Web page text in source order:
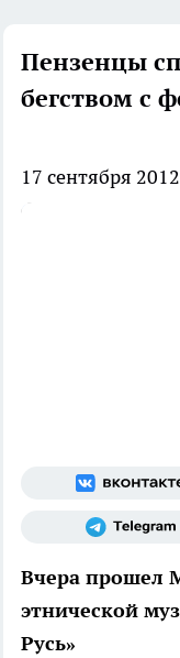
Пензенцы
бегством с
17 сентября 2012
Вчера прошел
этнической
Русь»